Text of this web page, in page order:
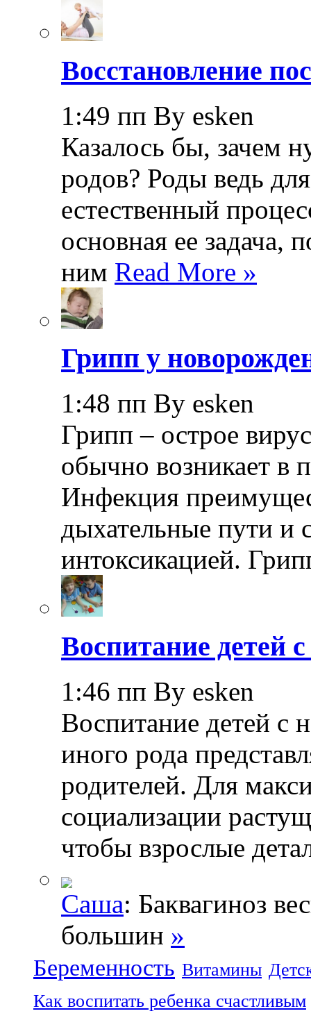
Восстановление
1:49 пп By esken
Казалось бы, зачем
родов? Роды ведь
естественный
основная ее задача,
ним Read More »
Грипп у
1:48 пп By esken
Грипп – острое
обычно возникает в
Инфекция
дыхательные пути и
интоксикацией.
Воспитание детей
1:46 пп By esken
Воспитание детей с
иного рода
родителей. Для
социализации
чтобы взрослые
Саша: Баквагиноз
большин »
Беременность Витамины
Как воспитать ребенка счастливым